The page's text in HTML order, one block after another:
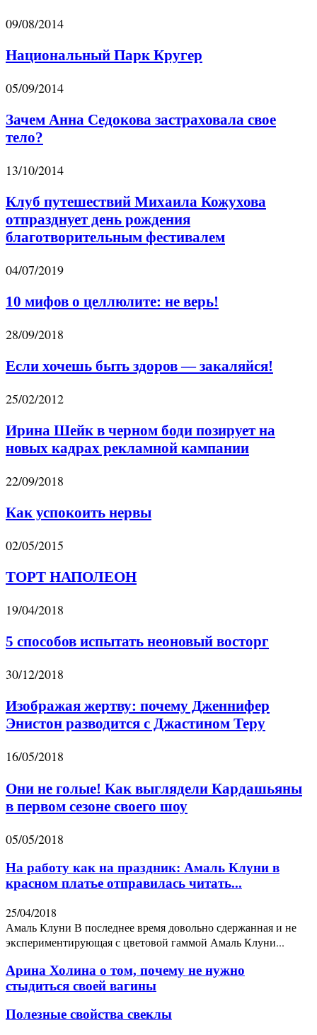
09/08/2014
Национальный Парк Кругер
05/09/2014
Зачем Анна Седокова застраховала свое
тело?
13/10/2014
Клуб путешествий Михаила Кожухова
отпразднует день рождения
благотворительным фестивалем
04/07/2019
10 мифов о целлюлите: не верь!
28/09/2018
Если хочешь быть здоров — закаляйся!
25/02/2012
Ирина Шейк в черном боди позирует на
новых кадрах рекламной кампании
22/09/2018
Как успокоить нервы
02/05/2015
ТОРТ НАПОЛЕОН
19/04/2018
5 способов испытать неоновый восторг
30/12/2018
Изображая жертву: почему Дженнифер
Энистон разводится с Джастином Теру
16/05/2018
Они не голые! Как выглядели Кардашьяны
в первом сезоне своего шоу
05/05/2018
На работу как на праздник: Амаль Клуни в
красном платье отправилась читать...
25/04/2018
Амаль Клуни В последнее время довольно сдержанная и не
экспериментирующая с цветовой гаммой Амаль Клуни...
Арина Холина о том, почему не нужно
стыдиться своей вагины
Полезные свойства свеклы